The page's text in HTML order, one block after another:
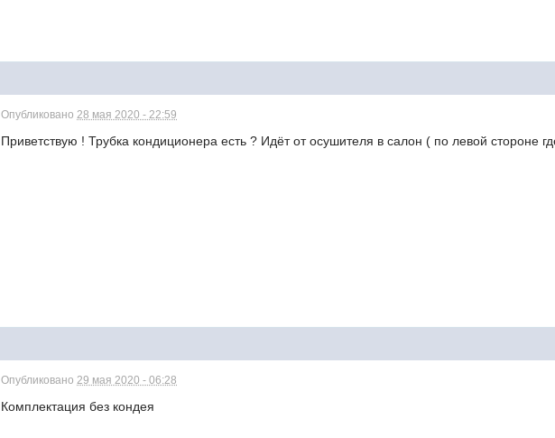
Опубликовано28 мая 2020 - 22:59
Приветствую ! Трубка кондиционера есть ? Идёт от осушителя в салон ( по левой стороне
Опубликовано29 мая 2020 - 06:28
Комплектация без кондея